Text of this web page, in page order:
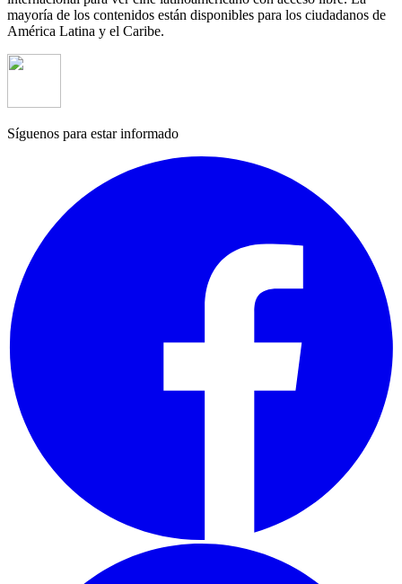
mayoría de los contenidos están disponibles para los ciudadanos de
América Latina y el Caribe.
Síguenos para estar informado